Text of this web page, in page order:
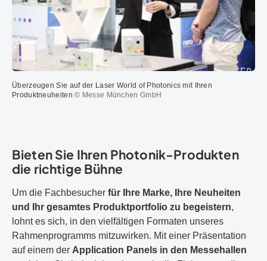
Überzeugen Sie auf der Laser World of Photonics mit Ihren
Produktneuheiten © Messe München GmbH
Bieten Sie Ihren Photonik-Produkten
die richtige Bühne
Um die Fachbesucher für Ihre Marke, Ihre Neuheiten
und Ihr gesamtes Produktportfolio zu begeistern,
lohnt es sich, in den vielfältigen Formaten unseres
Rahmenprogramms mitzuwirken. Mit einer Präsentation
auf einem der Application Panels in den Messehallen